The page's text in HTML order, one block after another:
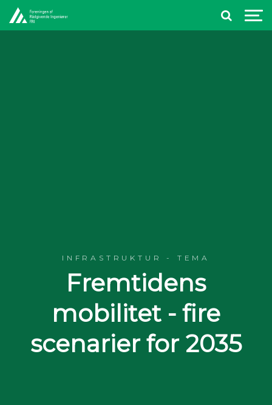
INFRASTRUKTUR - TEMA
Fremtidens
mobilitet - fire
scenarier for 2035